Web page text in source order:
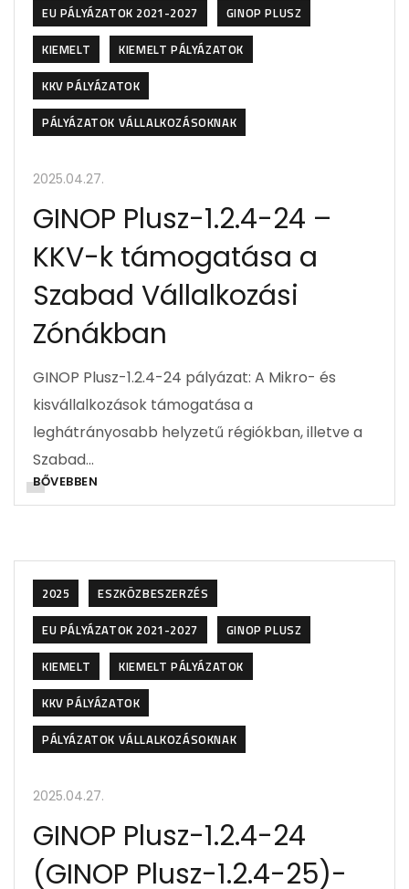
EU PÁLYÁZATOK 2021-2027
GINOP PLUSZ
KIEMELT
KIEMELT PÁLYÁZATOK
KKV PÁLYÁZATOK
PÁLYÁZATOK VÁLLALKOZÁSOKNAK
2025.04.27.
GINOP Plusz-1.2.4-24 –
KKV-k támogatása a
Szabad Vállalkozási
Zónákban
GINOP Plusz-1.2.4-24 pályázat: A Mikro- és
kisvállalkozások támogatása a
leghátrányosabb helyzetű régiókban, illetve a
Szabad…
BŐVEBBEN
2025
ESZKÖZBESZERZÉS
EU PÁLYÁZATOK 2021-2027
GINOP PLUSZ
KIEMELT
KIEMELT PÁLYÁZATOK
KKV PÁLYÁZATOK
PÁLYÁZATOK VÁLLALKOZÁSOKNAK
2025.04.27.
GINOP Plusz-1.2.4-24
(GINOP Plusz-1.2.4-25)-